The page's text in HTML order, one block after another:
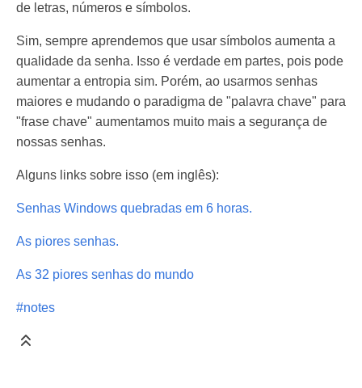
de letras, números e símbolos.
Sim, sempre aprendemos que usar símbolos aumenta a
qualidade da senha. Isso é verdade em partes, pois pode
aumentar a entropia sim. Porém, ao usarmos senhas
maiores e mudando o paradigma de "palavra chave" para
"frase chave" aumentamos muito mais a segurança de
nossas senhas.
Alguns links sobre isso (em inglês):
Senhas Windows quebradas em 6 horas.
As piores senhas.
As 32 piores senhas do mundo
#notes